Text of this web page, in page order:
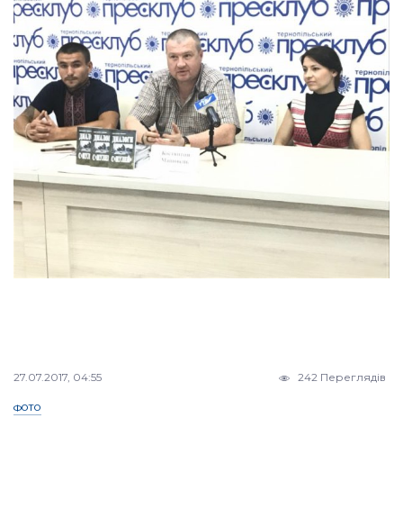
27.07.2017, 04:55 242 Переглядів
ФОТО